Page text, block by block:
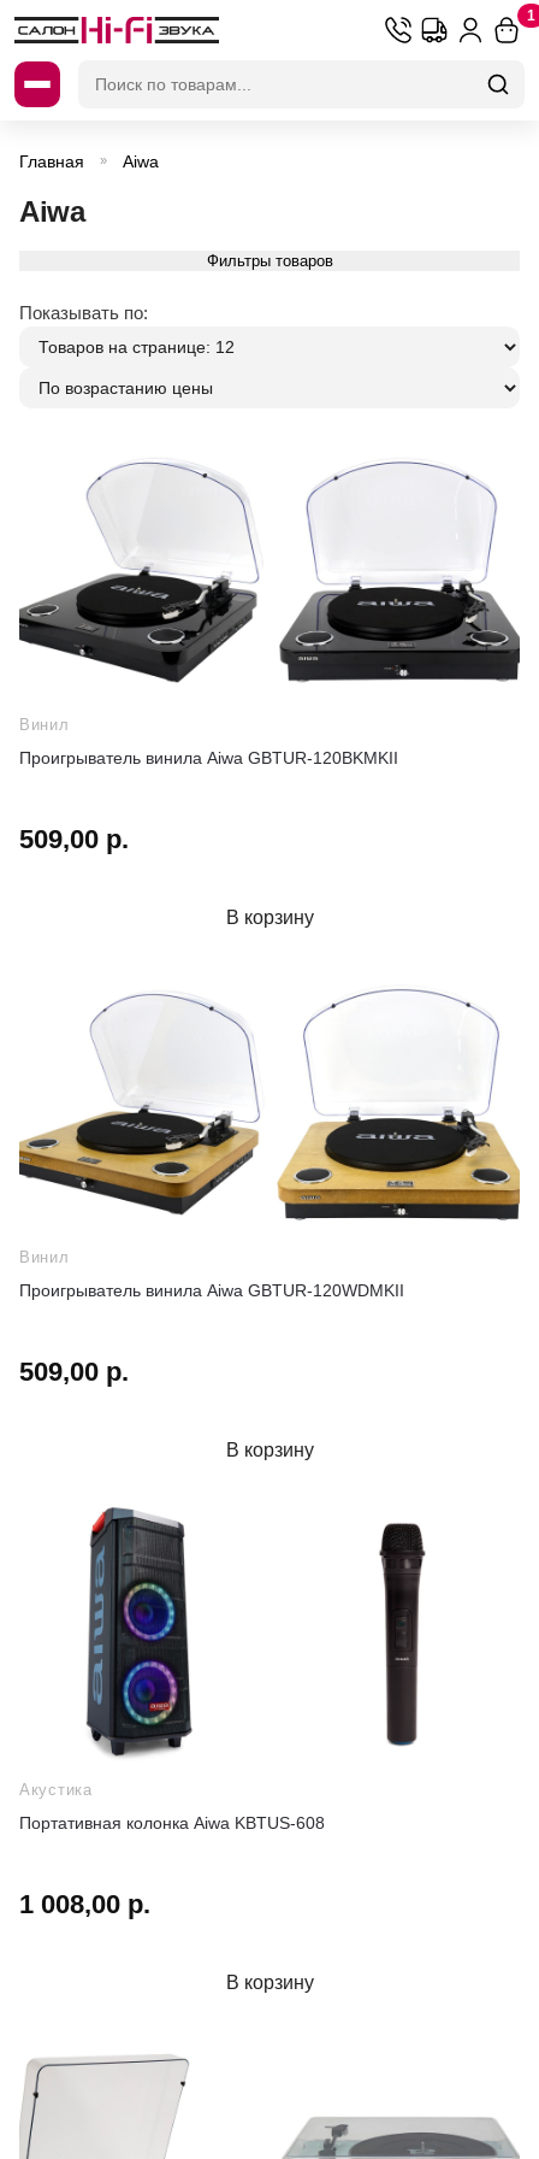
1
Главная » Aiwa
Aiwa
Фильтры товаров
Показывать по:
Винил
Проигрыватель винила Aiwa GBTUR-120BKMKII
509,00 р.
В корзину
Винил
Проигрыватель винила Aiwa GBTUR-120WDMKII
509,00 р.
В корзину
Акустика
Портативная колонка Aiwa KBTUS-608
1 008,00 р.
В корзину